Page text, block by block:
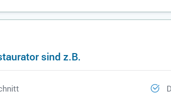
sind z.B.